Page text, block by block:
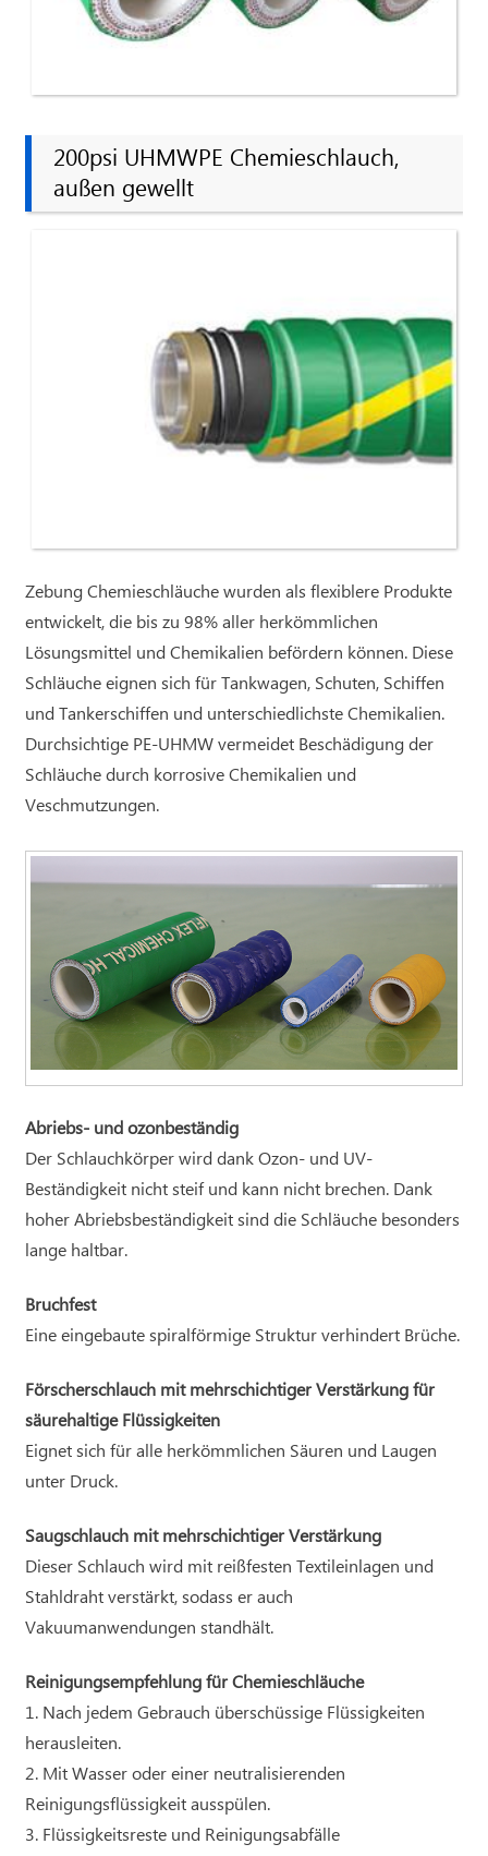
200psi UHMWPE Chemieschlauch,
außen gewellt
Zebung Chemieschläuche wurden als flexiblere Produkte
entwickelt, die bis zu 98% aller herkömmlichen
Lösungsmittel und Chemikalien befördern können. Diese
Schläuche eignen sich für Tankwagen, Schuten, Schiffen
und Tankerschiffen und unterschiedlichste Chemikalien.
Durchsichtige PE-UHMW vermeidet Beschädigung der
Schläuche durch korrosive Chemikalien und
Veschmutzungen.
Abriebs- und ozonbeständig
Der Schlauchkörper wird dank Ozon- und UV-
Beständigkeit nicht steif und kann nicht brechen. Dank
hoher Abriebsbeständigkeit sind die Schläuche besonders
lange haltbar.
Bruchfest
Eine eingebaute spiralförmige Struktur verhindert Brüche.
Förscherschlauch mit mehrschichtiger Verstärkung für
säurehaltige Flüssigkeiten
Eignet sich für alle herkömmlichen Säuren und Laugen
unter Druck.
Saugschlauch mit mehrschichtiger Verstärkung
Dieser Schlauch wird mit reißfesten Textileinlagen und
Stahldraht verstärkt, sodass er auch
Vakuumanwendungen standhält.
Reinigungsempfehlung für Chemieschläuche
1. Nach jedem Gebrauch überschüssige Flüssigkeiten
herausleiten.
2. Mit Wasser oder einer neutralisierenden
Reinigungsflüssigkeit ausspülen.
3. Flüssigkeitsreste und Reinigungsabfälle